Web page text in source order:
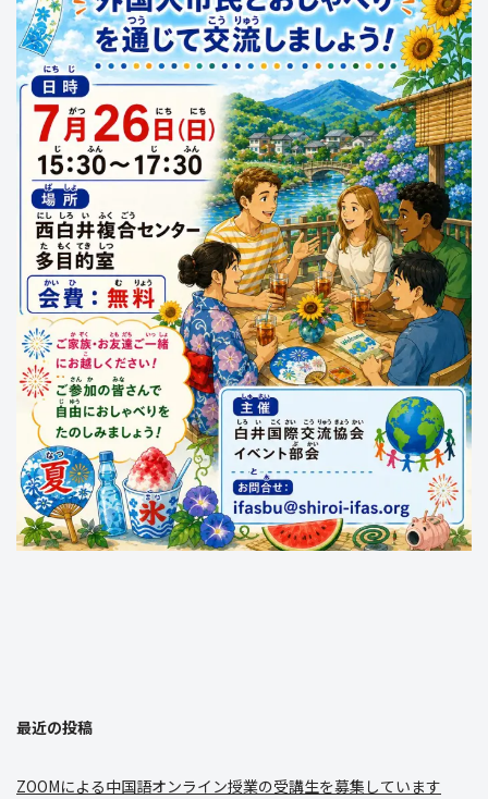
最近の投稿
ZOOMによる中国語オンライン授業の受講生を募集しています